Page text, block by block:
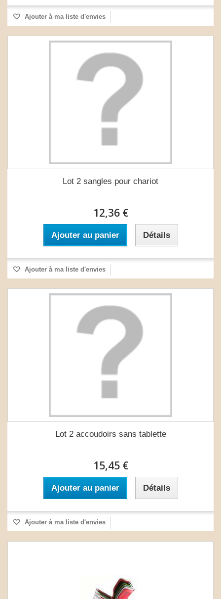
Ajouter à ma liste d'envies
Lot 2 sangles pour chariot
12,36 €
Ajouter au panier Détails
Ajouter à ma liste d'envies
Lot 2 accoudoirs sans tablette
15,45 €
Ajouter au panier Détails
Ajouter à ma liste d'envies